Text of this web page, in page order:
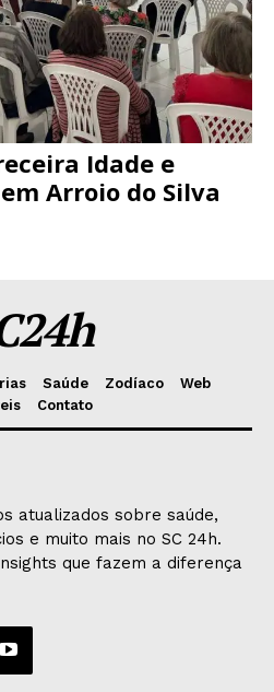
Idade e
Arroio do Silva
Saúde Zodíaco
Web
Contato
atualizados sobre saúde,
e muito mais no SC 24h.
que fazem a diferença